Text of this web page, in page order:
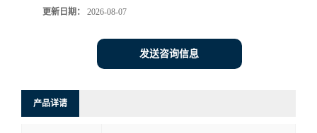
更新日期： 2026-08-07
发送咨询信息
产品详请